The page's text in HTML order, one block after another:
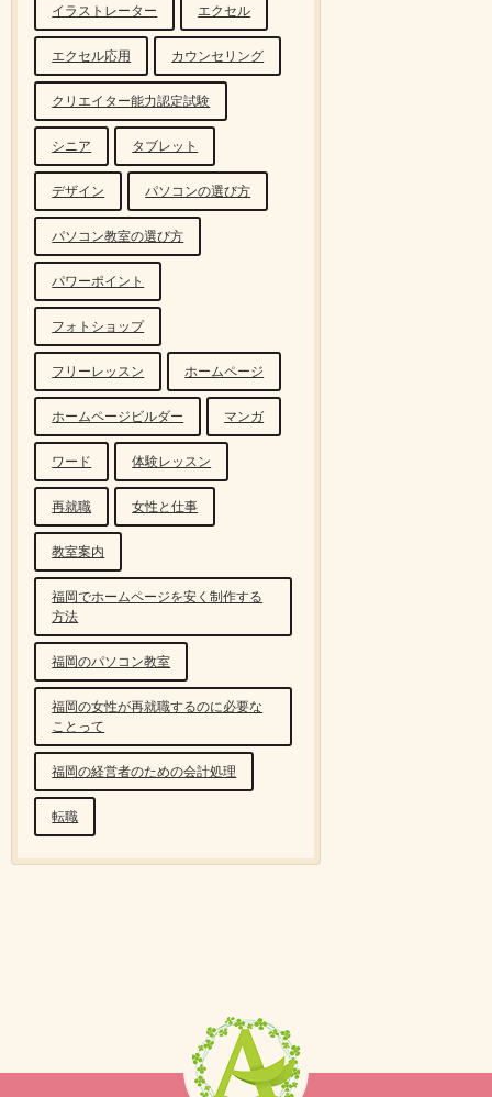
イラストレーター エクセル
エクセル応用 カウンセリング
クリエイター能力認定試験
シニア タブレット
デザイン パソコンの選び方
パソコン教室の選び方
パワーポイント
フォトショップ
フリーレッスン ホームページ
ホームページビルダー マンガ
ワード 体験レッスン
再就職 女性と仕事
教室案内
福岡でホームページを安く制作する
方法
福岡のパソコン教室
福岡の女性が再就職するのに必要な
ことって
福岡の経営者のための会計処理
転職